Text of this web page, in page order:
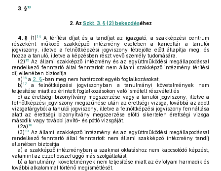
3. §13
2. Az Szkt. 3. § (2) bekezdéséhez
4. § (1) 14A térítési díjat és a tandíjat az igazgató, a szakképzési centrum
részeként működő szakképző intézmény esetében a kancellár a tanulói
jogviszony, illetve a felnőttképzési jogviszony létrejötte előtt állapítja meg, és
hozza a tanuló, illetve a képzésben részt vevő személy tudomására.
(2) 15 Az állami szakképző intézmény és az együttműködési megállapodással
rendelkező fenntartó által fenntartott nem állami szakképző intézmény térítési
díj ellenében biztosítja
a) 16 a 2. §-ban meg nem határozott egyéb foglalkozásokat,
b) 17
a felnőttképzési jogviszonyban a tanulmányi követelmények nem
teljesítése miatt az érintett foglalkozásokon való ismételt részvételt és
c) az érettségi bizonyítvány megszerzése vagy a tanulói jogviszony, illetve a
felnőttképzési jogviszony megszűnése után az érettségi vizsga, továbbá az adott
vizsgatárgyból a tanulói jogviszony, illetve a felnőttképzési jogviszony fennállása
alatt az érettségi bizonyítvány megszerzése előtti sikertelen érettségi vizsga
második vagy további javító- és pótló vizsgáját.
(2a) 18
(3) 19 Az állami szakképző intézmény és az együttműködési megállapodással
rendelkező fenntartó által fenntartott nem állami szakképző intézmény tandíj
ellenében biztosítja
a) a szakképző intézményben a szakmai oktatáshoz nem kapcsolódó képzést,
valamint az ezzel összefüggő más szolgáltatást,
b) a tanulmányi követelmények nem teljesítése miatt az évfolyam harmadik és
további alkalommal történő megismétlését.